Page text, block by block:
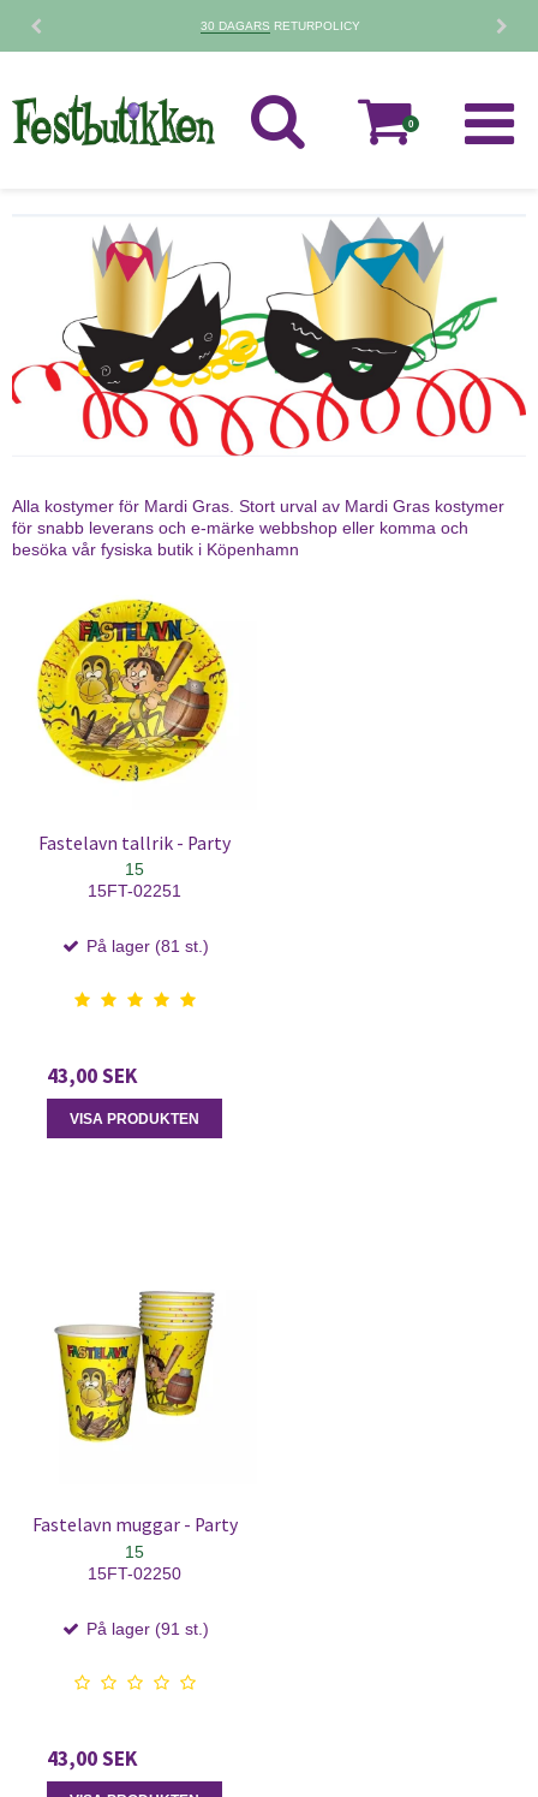
30 DAGARS RETURPOLICY
0
Alla kostymer för Mardi Gras. Stort urval av Mardi Gras kostymer
för snabb leverans och e-märke webbshop eller komma och
besöka vår fysiska butik i Köpenhamn
Fastelavn tallrik - Party
15
15FT-02251
På lager (81 st.)
43,00 SEK
VISA PRODUKTEN
Fastelavn muggar - Party
15
15FT-02250
På lager (91 st.)
43,00 SEK